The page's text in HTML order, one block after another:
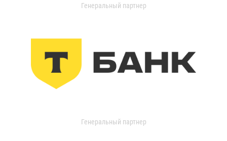
Генеральный партнер
Генеральный партнер